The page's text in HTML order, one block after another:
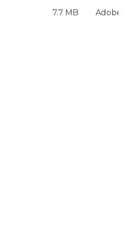
7.7 MB Adobe